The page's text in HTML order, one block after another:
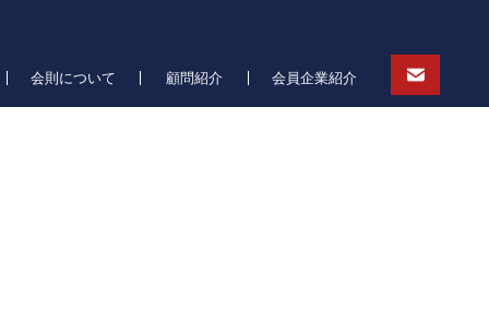
会則について 顧問紹介 会員企業紹介